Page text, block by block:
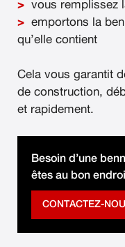
vous remplissez
emportons la
qu’elle contient
Cela vous garantit
de construction,
et rapidement.
Besoin d’une
êtes au bon
CONTACTEZ-